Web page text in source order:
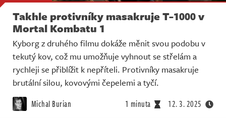
Takhle protivníky masakruje T-1000 v
Mortal Kombatu 1
Kyborg z druhého filmu dokáže měnit svou podobu v
tekutý kov, což mu umožňuje vyhnout se střelám a
rychleji se přiblížit k nepříteli. Protivníky masakruje
brutální silou, kovovými čepelemi a tyčí.
Michal Burian 1 minuta 12. 3. 2025